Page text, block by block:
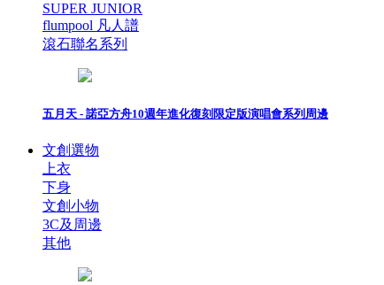
SUPER JUNIOR
flumpool 凡人譜
滾石聯名系列
五月天 - 諾亞方舟10週年進化復刻限定版演唱會系列周邊
文創選物
上衣
下身
文創小物
3C及周邊
其他